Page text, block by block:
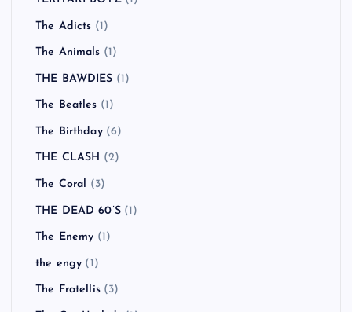
The Adicts (1)
The Animals (1)
THE BAWDIES (1)
The Beatles (1)
The Birthday(6)
THE CLASH (2)
The Coral (3)
THE DEAD 60’S(1)
The Enemy (1)
the engy (1)
The Fratellis(3)